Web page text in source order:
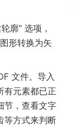
廓” 选项，
形转换为矢
文件。导入
有元素都已正
节，查看文字
等方式来判断